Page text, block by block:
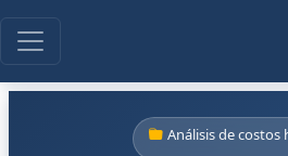
Análisis de costos